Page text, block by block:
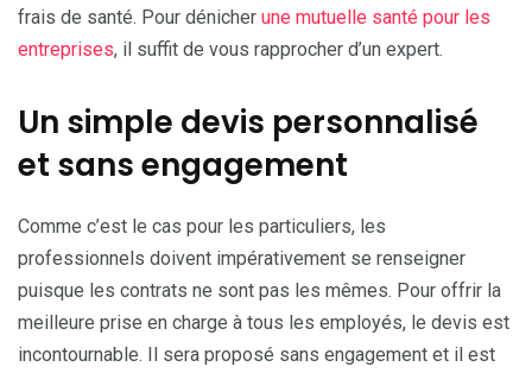
frais de santé. Pour dénicher une mutuelle santé pour les
entreprises, il suffit de vous rapprocher d’un expert.
Un simple devis personnalisé
et sans engagement
Comme c’est le cas pour les particuliers, les
professionnels doivent impérativement se renseigner
puisque les contrats ne sont pas les mêmes. Pour offrir la
meilleure prise en charge à tous les employés, le devis est
incontournable. Il sera proposé sans engagement et il est